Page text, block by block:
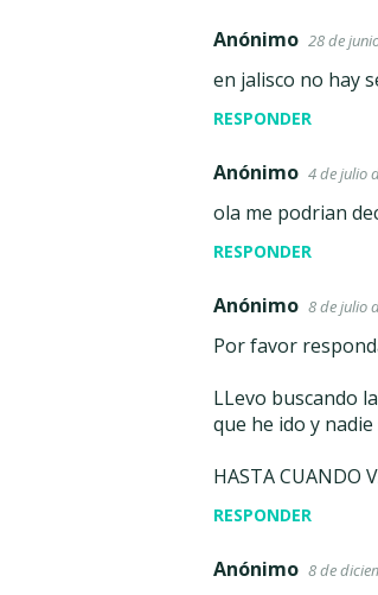
Anónimo 28 de
en jalisco no hay
RESPONDER
Anónimo 4 de julio
ola me podrian
RESPONDER
Anónimo 8 de julio
Por favor
LLevo buscando
que he ido y
HASTA CUANDO
RESPONDER
Anónimo 8 de